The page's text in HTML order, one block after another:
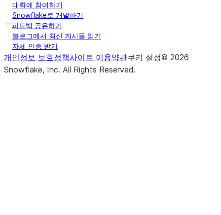
대화에 참여하기
Snowflake로 개발하기
피드백 공유하기
블로그에서 최신 게시물 읽기
자체 인증 받기
개인정보 보호정책사이트 이용약관쿠키 설정© 2026
Snowflake, Inc. All Rights Reserved.